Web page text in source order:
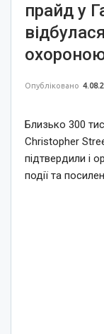
прайд у
Опубліковано
Близько 300
Christopher
підтвердили і
події та